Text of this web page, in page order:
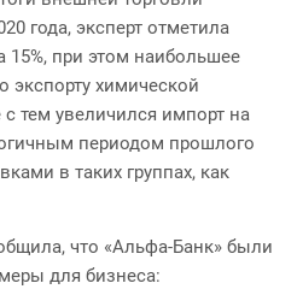
года, эксперт отметила
при этом наибольшее
химической
тем увеличился импорт на
периодом прошлого
в таких группах, как
что «Альфа-Банк» были
для бизнеса: